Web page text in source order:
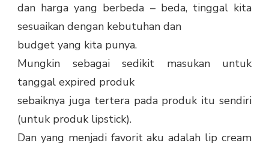
dan harga yang berbeda – beda, tinggal kita
sesuaikan dengan kebutuhan dan
budget yang kita punya.
Mungkin sebagai sedikit masukan untuk
tanggal expired produk
sebaiknya juga tertera pada produk itu sendiri
(untuk produk lipstick).
Dan yang menjadi favorit aku adalah lip cream